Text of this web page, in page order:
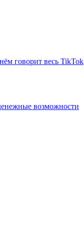
говорит весь TikTok
возможности